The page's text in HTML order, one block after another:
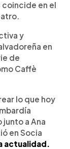
coincide en el
y
en
de
Caffè
lo que hoy
a Ana
en Socia
actualidad.